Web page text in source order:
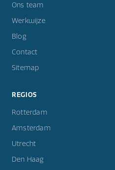
Ons team
Werkwijze
Blog
Contact
Sitemap
REGIOS
Rotterdam
Amsterdam
Utrecht
Den Haag